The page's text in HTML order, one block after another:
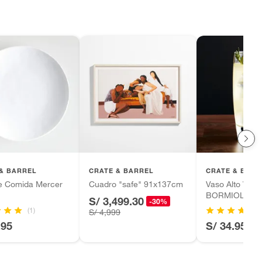
BARREL
Comida Mercer
(1)
CRATE & BARREL
Cuadro "safe" 91x137cm
S/ 3,499.30 -30%
S/ 4,999
CRATE &
Vaso Alto
BORMIOLI
S/ 34.95